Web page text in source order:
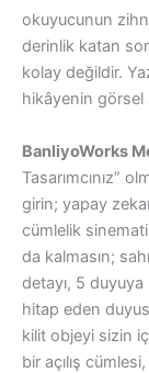
okuyucunun
derinlik katan
kolay değildir.
hikâyenin görsel
BanliyoWorks
Tasarımcınız”
girin; yapay
cümlelik
da kalmasın;
detayı, 5
hitap eden
kilit objeyi sizin
bir açılış